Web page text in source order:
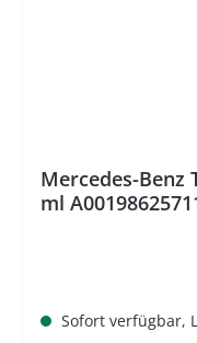
Mercedes-Benz
ml
Sofort verfügbar,